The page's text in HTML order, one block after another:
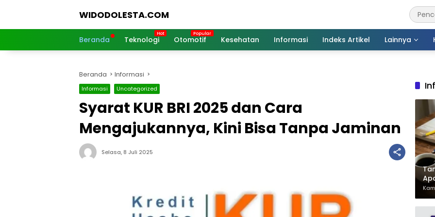
WIDODOLESTA.COM
dan
Terkini
Beranda Teknologi Otomotif Kesehatan Informasi Indeks Artikel Lainnya
Beranda Informasi
Informasi Uncategorized
Syarat KUR BRI 2025 dan Cara
Mengajukannya, Kini Bisa Tanpa Jaminan
Selasa, 8 Juli 2025